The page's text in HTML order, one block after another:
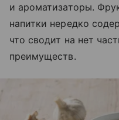
и ароматизаторы.
напитки нередко
что сводит на нет
преимуществ.